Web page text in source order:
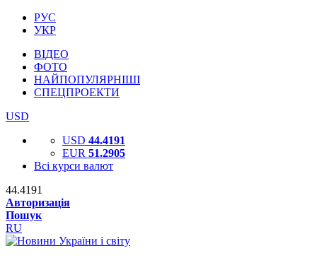
РУС
УКР
ВІДЕО
ФОТО
НАЙПОПУЛЯРНІШІ
СПЕЦПРОЕКТИ
USD
USD 44.4191
EUR 51.2905
Всі курси валют
44.4191
Авторизація
Пошук
RU